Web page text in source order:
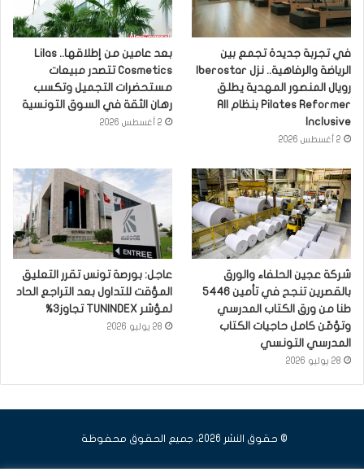
في تجربة جديدة تجمع بين
رويال المنصور المهدية يطلق
Pilates Reformer بنظام All
Inclusive
2 أغسطس 2026
بعد عامين من إطلاقها.. Lilas
Cosmetics تتصدر مبيعات
مستحضرات التجميل وتكسب
رهان الثقة في السوق التونسية
2 أغسطس 2026
شركة عجين الحلفاء والورق
بالقصرين تنجح في تأمين 5446
طنا من ورق الكتاب المدرسي
وتؤمّن كامل حاجيات الكتاب
المدرسي التونسي
28 يوليو 2026
عاجل: بورصة تونس تقرر التعليق
المؤقت للتداول بعد التراجع الحاد
لمؤشر TUNINDEX تجاوز3%
28 يوليو 2026
© حقوق النشر 2026، جميع الحقوق محفوظة